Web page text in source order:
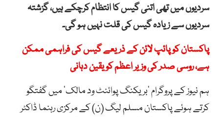
سردیوں میں تھی اتنی گیس کا انتظام کرچکے ہیں، گزشتہ
سردیوں سے زیادہ گیس کی قلت نہیں ہو گی۔
پاکستان کو پائپ لائن کے ذریعے گیس کی فراہمی ممکن
ہے، روسی صدر کی وزیر اعظم کو یقین دہانی
ہم نیوز کے پروگرام ’بریکنگ پوائنٹ ود مالک‘ میں گفتگو
کرتے ہوئے پاکستان مسلم لیگ (ن) کے مرکزی رہنما ڈاکٹر